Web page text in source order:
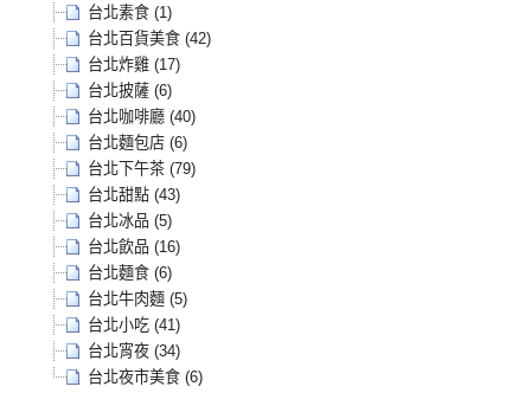
台北素食 (1)
台北百貨美食 (42)
台北炸雞 (17)
台北披薩 (6)
台北咖啡廳 (40)
台北麵包店 (6)
台北下午茶 (79)
台北甜點 (43)
台北冰品 (5)
台北飲品 (16)
台北麵食 (6)
台北牛肉麵 (5)
台北小吃 (41)
台北宵夜 (34)
台北夜市美食 (6)